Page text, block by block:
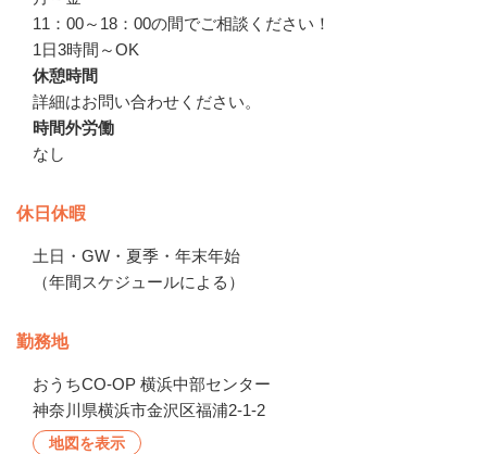
11：00～18：00の間でご相談ください！
1日3時間～OK
休憩時間
詳細はお問い合わせください。
時間外労働
なし
休日休暇
土日・GW・夏季・年末年始
（年間スケジュールによる）
勤務地
おうちCO-OP 横浜中部センター
神奈川県横浜市金沢区福浦2-1-2
地図を表示